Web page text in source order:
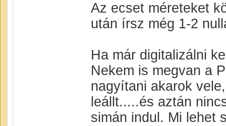
Az ecset méreteket
után írsz még 1-2
Ha már digitalizálni
Nekem is megvan a
nagyítani akarok
leállt.....és aztán
simán indul. Mi lehet